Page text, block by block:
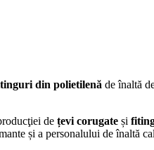
din polietilenă de înaltă
de țevi corugate și
și a personalului de înaltă